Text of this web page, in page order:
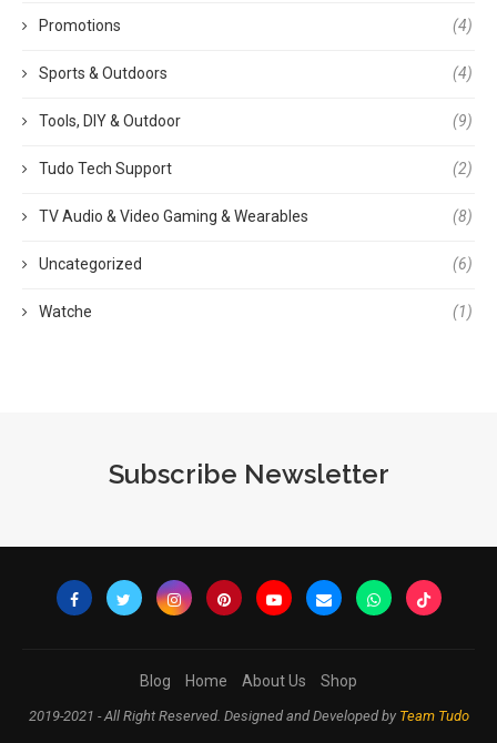
Promotions (4)
Sports & Outdoors (4)
Tools, DIY & Outdoor (9)
Tudo Tech Support (2)
TV Audio & Video Gaming & Wearables (8)
Uncategorized (6)
Watche (1)
Subscribe Newsletter
Blog Home About Us Shop
2019-2021 - All Right Reserved. Designed and Developed by Team Tudo